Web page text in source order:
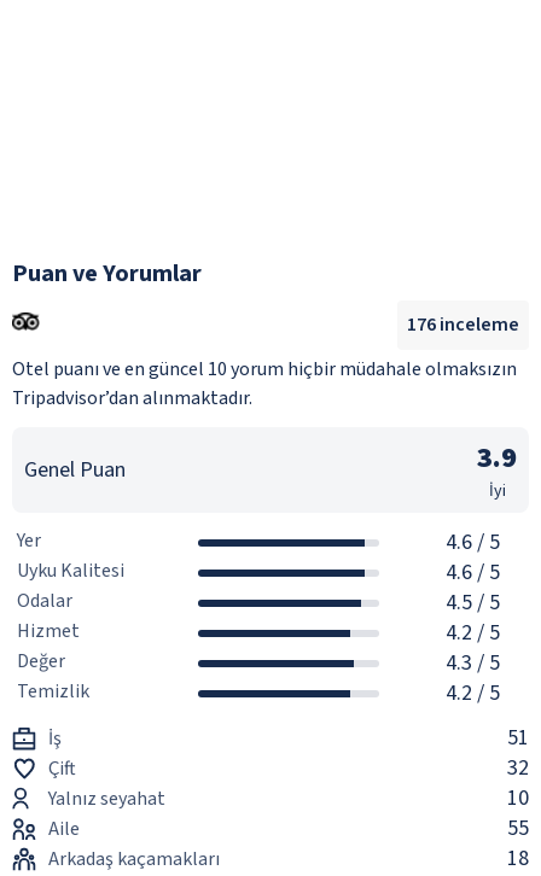
Puan ve Yorumlar
Otel puanı ve en güncel 10 yorum hiçbir müdahale olmaksızın
Tripadvisor’dan alınmaktadır.
176inceleme
Genel Puan 3.9
İyi
Yer 4.6/ 5
Uyku Kalitesi 4.6/ 5
Odalar 4.5/ 5
Hizmet 4.2 / 5
Değer 4.3 / 5
Temizlik 4.2 / 5
İş 51
Çift 32
Yalnız seyahat 10
Aile 55
Arkadaş kaçamakları 18